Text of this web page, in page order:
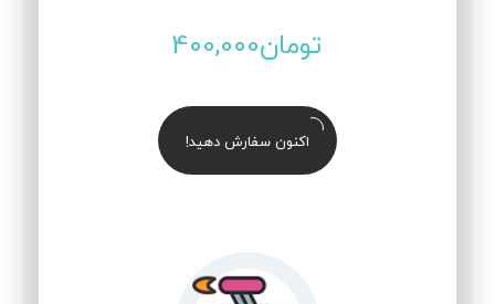
تومان400,000
اکنون سفارش دهید!